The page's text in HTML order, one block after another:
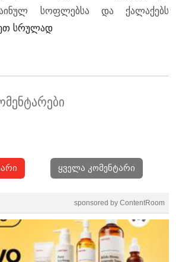
სოფლებსა და ქალაქებს
სრულად
ყველა კომენტარი
sponsored by ContentRoom